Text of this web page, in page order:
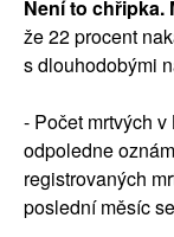
Není to chřipka.
že 22 procent
s dlouhodobými
- Počet mrtvých
odpoledne
registrovaných
poslední měsíc